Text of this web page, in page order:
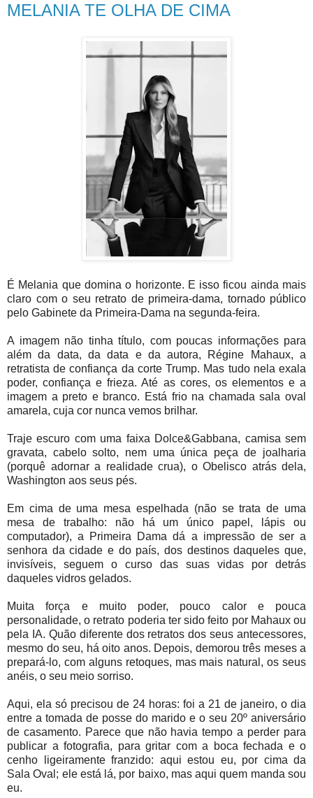
MELANIA TE OLHA DE CIMA
É Melania que domina o horizonte. E isso ficou ainda mais
claro com o seu retrato de primeira-dama, tornado público
pelo Gabinete da Primeira-Dama na segunda-feira.
A imagem não tinha título, com poucas informações para
além da data, da data e da autora, Régine Mahaux, a
retratista de confiança da corte Trump. Mas tudo nela exala
poder, confiança e frieza. Até as cores, os elementos e a
imagem a preto e branco. Está frio na chamada sala oval
amarela, cuja cor nunca vemos brilhar.
Traje escuro com uma faixa Dolce&Gabbana, camisa sem
gravata, cabelo solto, nem uma única peça de joalharia
(porquê adornar a realidade crua), o Obelisco atrás dela,
Washington aos seus pés.
Em cima de uma mesa espelhada (não se trata de uma
mesa de trabalho: não há um único papel, lápis ou
computador), a Primeira Dama dá a impressão de ser a
senhora da cidade e do país, dos destinos daqueles que,
invisíveis, seguem o curso das suas vidas por detrás
daqueles vidros gelados.
Muita força e muito poder, pouco calor e pouca
personalidade, o retrato poderia ter sido feito por Mahaux ou
pela IA. Quão diferente dos retratos dos seus antecessores,
mesmo do seu, há oito anos. Depois, demorou três meses a
prepará-lo, com alguns retoques, mas mais natural, os seus
anéis, o seu meio sorriso.
Aqui, ela só precisou de 24 horas: foi a 21 de janeiro, o dia
entre a tomada de posse do marido e o seu 20º aniversário
de casamento. Parece que não havia tempo a perder para
publicar a fotografia, para gritar com a boca fechada e o
cenho ligeiramente franzido: aqui estou eu, por cima da
Sala Oval; ele está lá, por baixo, mas aqui quem manda sou
eu.